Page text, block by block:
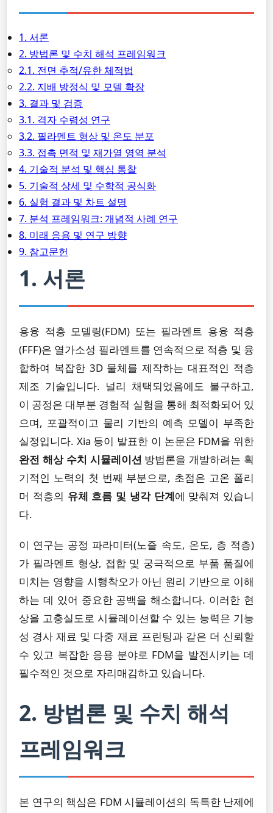
1. 서론
2. 방법론 및 수치 해석 프레임워크
2.1. 전면 추적/유한 체적법
2.2. 지배 방정식 및 모델 확장
3. 결과 및 검증
3.1. 격자 수렴성 연구
3.2. 필라멘트 형상 및 온도 분포
3.3. 접촉 면적 및 재가열 영역 분석
4. 기술적 분석 및 핵심 통찰
5. 기술적 상세 및 수학적 공식화
6. 실험 결과 및 차트 설명
7. 분석 프레임워크: 개념적 사례 연구
8. 미래 응용 및 연구 방향
9. 참고문헌
1. 서론
용융 적층 모델링(FDM) 또는 필라멘트 용융 적층
(FFF)은 열가소성 필라멘트를 연속적으로 적층 및 융
합하여 복잡한 3D 물체를 제작하는 대표적인 적층
제조 기술입니다. 널리 채택되었음에도 불구하고,
이 공정은 대부분 경험적 실험을 통해 최적화되어 있
으며, 포괄적이고 물리 기반의 예측 모델이 부족한
실정입니다. Xia 등이 발표한 이 논문은 FDM을 위한
완전 해상 수치 시뮬레이션 방법론을 개발하려는 획
기적인 노력의 첫 번째 부분으로, 초점은 고온 폴리
머 적층의 유체 흐름 및 냉각 단계에 맞춰져 있습니
다.
이 연구는 공정 파라미터(노즐 속도, 온도, 층 적층)
가 필라멘트 형상, 접합 및 궁극적으로 부품 품질에
미치는 영향을 시행착오가 아닌 원리 기반으로 이해
하는 데 있어 중요한 공백을 해소합니다. 이러한 현
상을 고충실도로 시뮬레이션할 수 있는 능력은 기능
성 경사 재료 및 다중 재료 프린팅과 같은 더 신뢰할
수 있고 복잡한 응용 분야로 FDM을 발전시키는 데
필수적인 것으로 자리매김하고 있습니다.
2. 방법론 및 수치 해석
프레임워크
본 연구의 핵심은 FDM 시뮬레이션의 독특한 난제에